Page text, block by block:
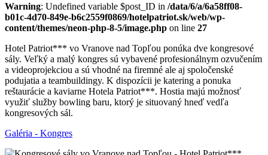
Warning: Undefined variable $post_ID in /data/6/a/6a58ff08-
b01c-4d70-849e-b6c2559f0869/hotelpatriot.sk/web/wp-
content/themes/neon-php-8-5/image.php on line 27
Hotel Patriot*** vo Vranove nad Topľou ponúka dve kongresové
sály. Veľký a malý kongres sú vybavené profesionálnym ozvučením
a videoprojekciou a sú vhodné na firemné ale aj spoločenské
podujatia a teambuildingy. K dispozícii je katering a ponuka
reštaurácie a kaviarne Hotela Patriot***. Hostia majú možnosť
využiť služby bowling baru, ktorý je situovaný hneď vedľa
kongresových sál.
Galéria - Kongres